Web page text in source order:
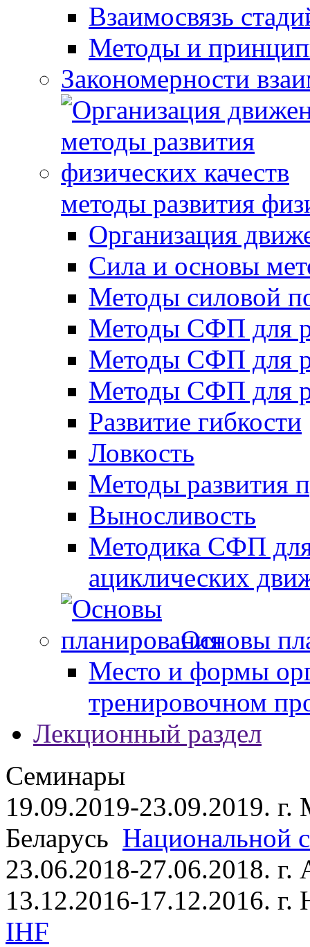
Взаимосвязь
Методы и
Закономерности
методы развития
Организация
Сила и основы
Методы силовой
Методы СФП для
Методы СФП для
Методы СФП для
Развитие гибкости
Ловкость
Методы развития
Выносливость
Методика СФП для
ациклических
Основы
Место и формы
тренировочном
Лекционный раздел
Семинары
19.09.2019-23.09.2019. г.
Беларусь Национальной
23.06.2018-27.06.2018.
13.12.2016-17.12.2016.
IHF